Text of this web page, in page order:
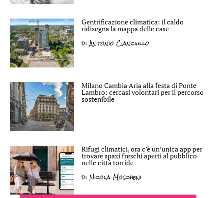
Gentrificazione climatica: il caldo
ridisegna la mappa delle case
diAntonio Cianciullo
Milano Cambia Aria alla festa di Ponte
Lambro: cercasi volontari per il percorso
sostenibile
Rifugi climatici, ora c’è un’unica app per
trovare spazi freschi aperti al pubblico
nelle città torride
di Nicola Moscheni